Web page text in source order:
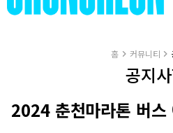
홈 커뮤니티
공지
2024 춘천마라톤 버스